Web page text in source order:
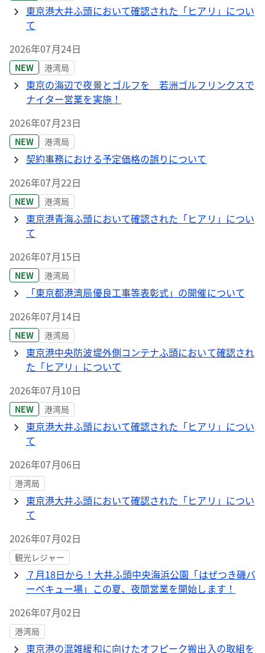
東京港大井ふ頭において確認された「ヒアリ」につい
て
2026年07月24日
NEW 港湾局
東京の海辺で夜景とゴルフを 若洲ゴルフリンクスで
ナイター営業を実施！
2026年07月23日
NEW 港湾局
契約事務における予定価格の誤りについて
2026年07月22日
NEW 港湾局
東京港青海ふ頭において確認された「ヒアリ」につい
て
2026年07月15日
NEW 港湾局
「東京都港湾局優良工事等表彰式」の開催について
2026年07月14日
NEW 港湾局
東京港中央防波堤外側コンテナふ頭において確認され
た「ヒアリ」について
2026年07月10日
NEW 港湾局
東京港大井ふ頭において確認された「ヒアリ」につい
て
2026年07月06日
港湾局
東京港大井ふ頭において確認された「ヒアリ」につい
て
2026年07月02日
観光レジャー
７月18日から！大井ふ頭中央海浜公園「はぜつき磯バ
ーベキュー場」この夏、夜間営業を開始します！
2026年07月02日
港湾局
東京港の混雑緩和に向けたオフピーク搬出入の取組を